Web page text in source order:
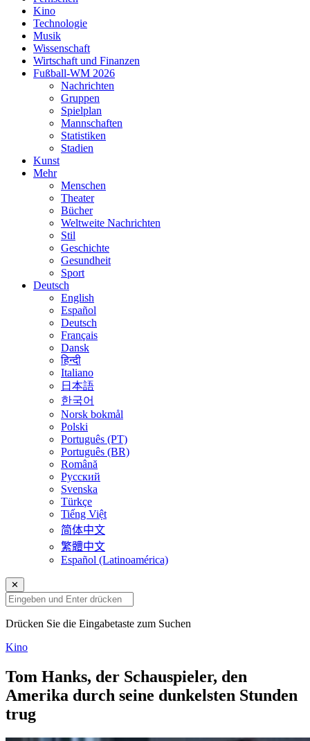
Kino
Technologie
Musik
Wissenschaft
Wirtschaft und Finanzen
Fußball-WM 2026
Nachrichten
Gruppen
Spielplan
Mannschaften
Statistiken
Stadien
Kunst
Mehr
Menschen
Theater
Bücher
Weltweite Nachrichten
Stil
Geschichte
Gesundheit
Sport
Deutsch
English
Español
Deutsch
Français
Dansk
हिन्दी
Italiano
日本語
한국어
Norsk bokmål
Polski
Português (PT)
Português (BR)
Română
Русский
Svenska
Türkçe
Tiếng Việt
简体中文
繁體中文
Español (Latinoamérica)
✕
Drücken Sie die Eingabetaste zum Suchen
Kino
Tom Hanks, der Schauspieler, den
Amerika durch seine dunkelsten Stunden
trug